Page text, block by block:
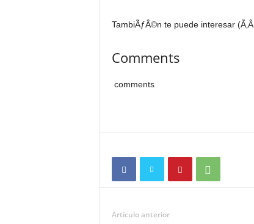
TambiÃƒÂ©n te puede interesar (Ã‚Â
Comments
comments
Artículo anterior